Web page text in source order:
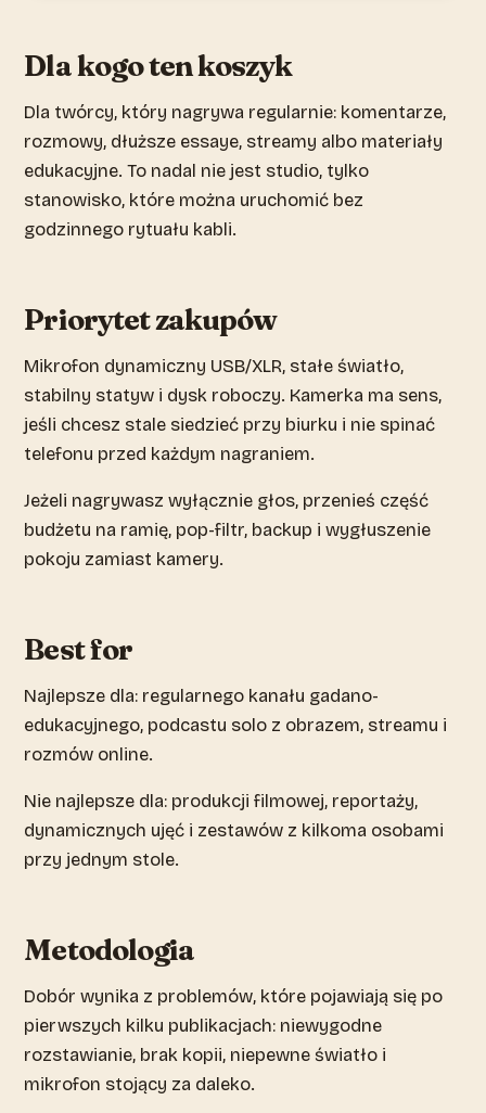
Dla kogo ten koszyk
Dla twórcy, który nagrywa regularnie: komentarze,
rozmowy, dłuższe essaye, streamy albo materiały
edukacyjne. To nadal nie jest studio, tylko
stanowisko, które można uruchomić bez
godzinnego rytuału kabli.
Priorytet zakupów
Mikrofon dynamiczny USB/XLR, stałe światło,
stabilny statyw i dysk roboczy. Kamerka ma sens,
jeśli chcesz stale siedzieć przy biurku i nie spinać
telefonu przed każdym nagraniem.
Jeżeli nagrywasz wyłącznie głos, przenieś część
budżetu na ramię, pop-filtr, backup i wygłuszenie
pokoju zamiast kamery.
Best for
Najlepsze dla: regularnego kanału gadano-
edukacyjnego, podcastu solo z obrazem, streamu i
rozmów online.
Nie najlepsze dla: produkcji filmowej, reportaży,
dynamicznych ujęć i zestawów z kilkoma osobami
przy jednym stole.
Metodologia
Dobór wynika z problemów, które pojawiają się po
pierwszych kilku publikacjach: niewygodne
rozstawianie, brak kopii, niepewne światło i
mikrofon stojący za daleko.